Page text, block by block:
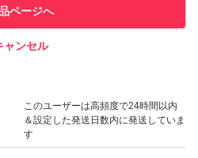
での取引実績があります
このユーザーは高頻度で24時間以内
＆設定した発送日数内に発送していま
す
ページへ
ャンセル